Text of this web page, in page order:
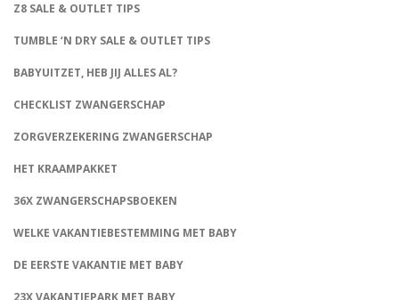
Z8 SALE & OUTLET TIPS
TUMBLE ‘N DRY SALE & OUTLET TIPS
BABYUITZET, HEB JIJ ALLES AL?
CHECKLIST ZWANGERSCHAP
ZORGVERZEKERING ZWANGERSCHAP
HET KRAAMPAKKET
36X ZWANGERSCHAPSBOEKEN
WELKE VAKANTIEBESTEMMING MET BABY
DE EERSTE VAKANTIE MET BABY
23X VAKANTIEPARK MET BABY